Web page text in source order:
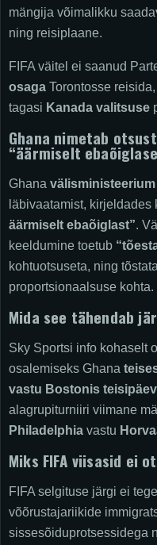
mängija võimalikku
ning reisiplaane.
FIFA väitel ei saanud
osaga Torontosse
tagasi Kanada valitsuse
Ghana nimetab
“äärmiselt
Ghana välisministeerium
läbivaatamist, kirjeldades
äärmiselt ebaõiglast”.
keeldumine toetub
kohtuotsuseta, ning
proportsionaalsuse kohta.
Mida see tähendab
Sky Sportsi info kohaselt
osalemiseks Ghana
vastu Bostonis
alagrupiturniiri viimane
Philadelphia vastu
Miks FIFA viisasid ei
FIFA selgituse järgi ei
võõrustajariikide
sissesõiduprotsessidega